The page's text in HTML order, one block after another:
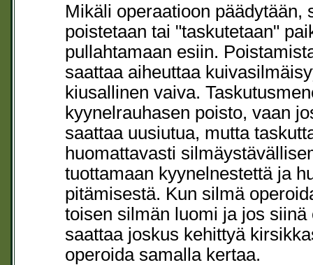
Mikäli operaatioon päädytään,
poistetaan tai "taskutetaan"
pullahtamaan esiin.
saattaa aiheuttaa
kiusallinen vaiva.
kyynelrauhasen poisto, vaan
saattaa uusiutua, mutta
huomattavasti
tuottamaan kyynelnestettä ja
pitämisestä. Kun silmä
toisen silmän luomi ja jos
saattaa joskus kehittyä
operoida samalla kertaa.